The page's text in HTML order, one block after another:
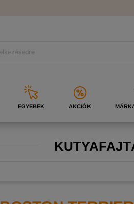
EGYEBEK AKCIÓK